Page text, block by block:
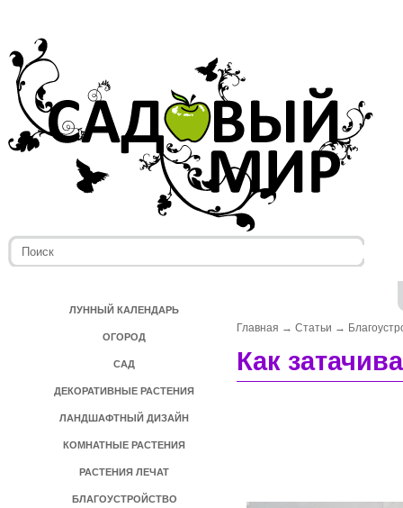
ЛУННЫЙ КАЛЕНДАРЬ
ОГОРОД
САД
ДЕКОРАТИВНЫЕ РАСТЕНИЯ
ЛАНДШАФТНЫЙ ДИЗАЙН
КОМНАТНЫЕ РАСТЕНИЯ
РАСТЕНИЯ ЛЕЧАТ
БЛАГОУСТРОЙСТВО
Главная → Статьи →
Как